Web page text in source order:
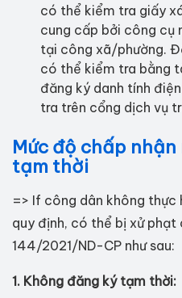
có thể kiểm tra giấy
cung cấp bởi công cụ
tại công xã/phường.
có thể kiểm tra bằng
đăng ký danh tính
tra trên cổng dịch vụ
Mức độ chấp
tạm thời
=> If công dân không
quy định, có thể bị xử phạt
144/2021/ND-CP như sau:
1. Không đăng ký tạm thời: